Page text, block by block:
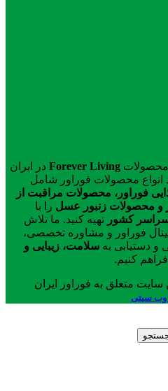
محصولات Forever Living در ایران
انواع محصولات فوراور شامل
فوراور، محصولات مراقبت از
و محصولات زنبور عسل را با
سراسر کشور تهیه کنید. ما تلاش
فوراور و مشاوره تخصصی،
و دستیابی به سلامت، زیبایی و
کنیم.
متعلق به فوراور ایران
سیتی